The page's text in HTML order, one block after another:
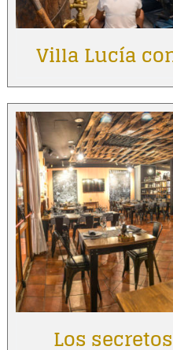
Villa Lucía
Los